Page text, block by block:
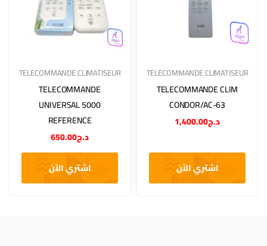
TELECOMMANDE CLIMATISEUR
TELECOMMANDE
UNIVERSAL 5000
REFERENCE
د.ج650.00
اشتري الآن
TELECOMMANDE CLIMATISEUR
TELECOMMANDE CLIM
CONDOR/AC-63
د.ج1,400.00
اشتري الآن